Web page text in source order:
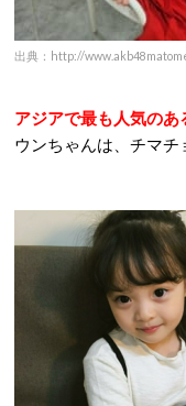
出典：http://
アジアで最も人気のあ
ウンちゃんは、チマチ